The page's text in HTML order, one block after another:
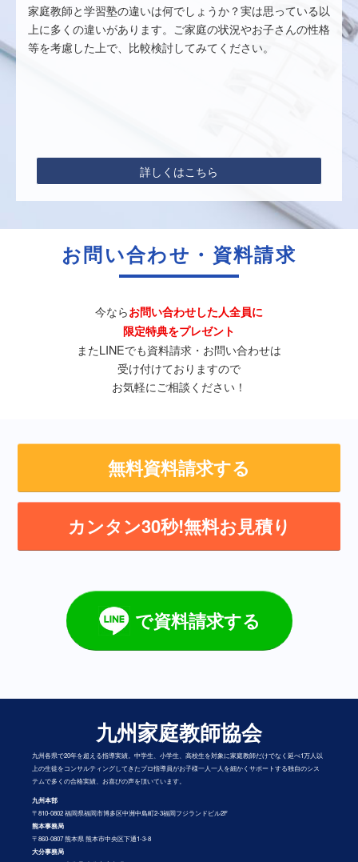
家庭教師と学習塾の違いは何でしょうか？実は思っている以
上に多くの違いがあります。ご家庭の状況やお子さんの性格
等を考慮した上で、比較検討してみてください。
詳しくはこちら
お問い合わせ・資料請求
今ならお問い合わせした人全員に
限定特典をプレゼント
またLINEでも資料請求・お問い合わせは
受け付けておりますので
お気軽にご相談ください！
無料資料請求する
カンタン30秒!無料お見積り
で資料請求する
九州家庭教師協会
九州各県で20年を超える指導実績。中学生、小学生、高校生を対象に家庭教師だけでなく延べ1万人以
上の生徒をコンサルティングしてきたプロ指導員がお子様一人一人を細かくサポートする独自のシス
テムで多くの合格実績、お喜びの声を頂いています。
九州本部
〒810-0802 福岡県福岡市博多区中洲中島町2-3福岡フジランドビル2F
熊本事務局
〒860-0807 熊本県 熊本市中央区下通1-3-8
大分事務局